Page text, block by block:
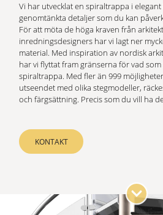
Vi har utvecklat en spiraltrappa i
genomtänkta detaljer som du kan
För att möta de höga kraven från
inredningsdesigners har vi lagt ner
material. Med inspiration av nordisk
har vi flyttat fram gränserna för vad
spiraltrappa. Med fler än 999
utseendet med olika stegmodeller,
och färgsättning. Precis som du vill ha
KONTAKT